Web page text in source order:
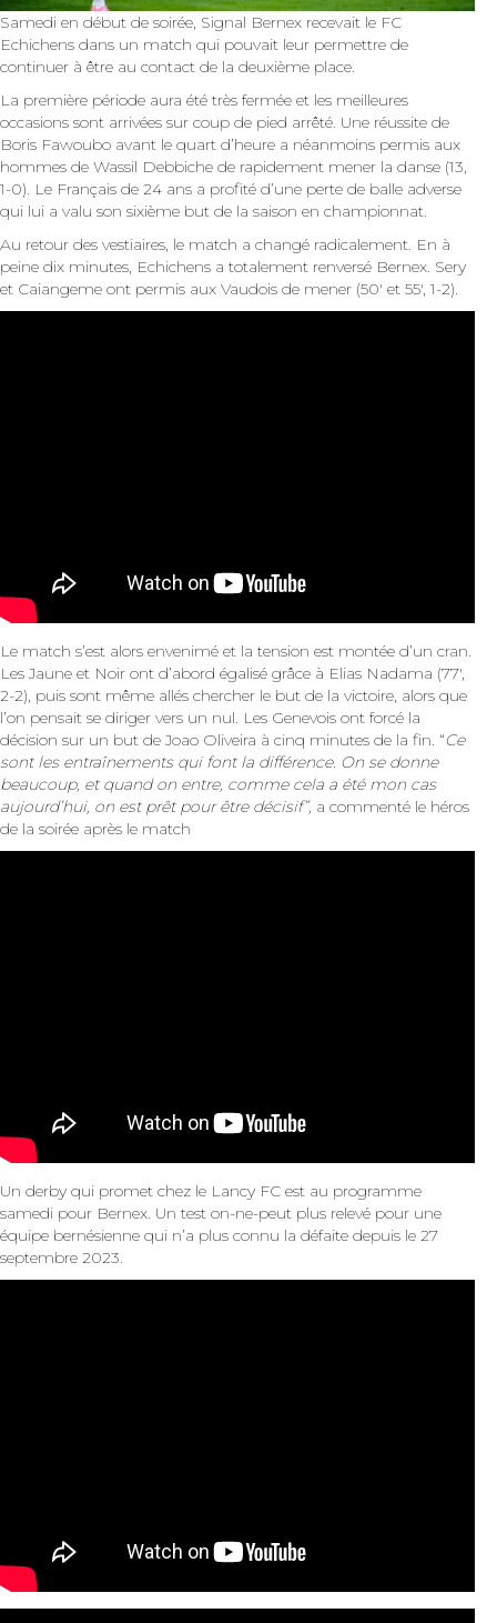
Samedi en début de soirée, Signal Bernex recevait le FC
Echichens dans un match qui pouvait leur permettre de
continuer à être au contact de la deuxième place.
La première période aura été très fermée et les meilleures
occasions sont arrivées sur coup de pied arrêté. Une réussite de
Boris Fawoubo avant le quart d’heure a néanmoins permis aux
hommes de Wassil Debbiche de rapidement mener la danse (13,
1-0). Le Français de 24 ans a profité d’une perte de balle adverse
qui lui a valu son sixième but de la saison en championnat.
Au retour des vestiaires, le match a changé radicalement. En à
peine dix minutes, Echichens a totalement renversé Bernex. Sery
et Caiangeme ont permis aux Vaudois de mener (50′ et 55′, 1-2).
Le match s’est alors envenimé et la tension est montée d’un cran.
Les Jaune et Noir ont d’abord égalisé grâce à Elias Nadama (77′,
2-2), puis sont même allés chercher le but de la victoire, alors que
l’on pensait se diriger vers un nul. Les Genevois ont forcé la
décision sur un but de Joao Oliveira à cinq minutes de la fin. “Ce
sont les entraînements qui font la différence. On se donne
beaucoup, et quand on entre, comme cela a été mon cas
aujourd’hui, on est prêt pour être décisif”, a commenté le héros
de la soirée après le match
Un derby qui promet chez le Lancy FC est au programme
samedi pour Bernex. Un test on-ne-peut plus relevé pour une
équipe bernésienne qui n’a plus connu la défaite depuis le 27
septembre 2023.